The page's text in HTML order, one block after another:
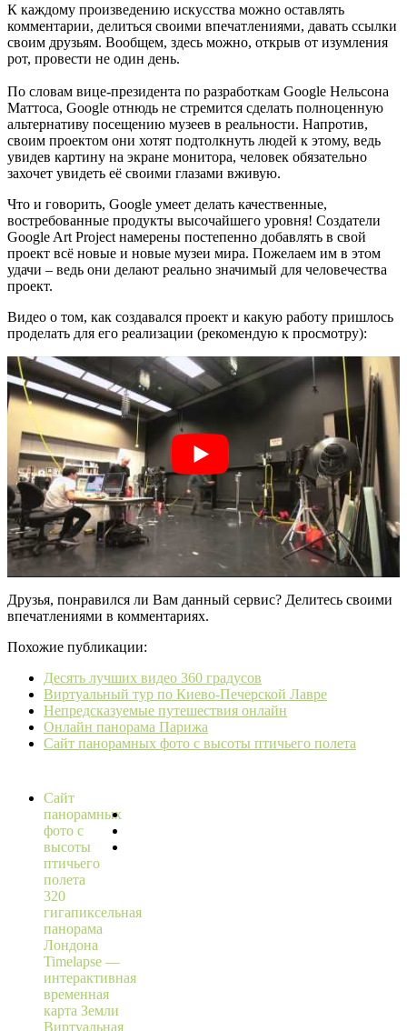
К каждому произведению искусства можно оставлять
комментарии, делиться своими впечатлениями, давать ссылки
своим друзьям. Вообщем, здесь можно, открыв от изумления
рот, провести не один день.
По словам вице-президента по разработкам Google Нельсона
Маттоса, Google отнюдь не стремится сделать полноценную
альтернативу посещению музеев в реальности. Напротив,
своим проектом они хотят подтолкнуть людей к этому, ведь
увидев картину на экране монитора, человек обязательно
захочет увидеть её своими глазами вживую.
Что и говорить, Google умеет делать качественные,
востребованные продукты высочайшего уровня! Создатели
Google Art Project намерены постепенно добавлять в свой
проект всё новые и новые музеи мира. Пожелаем им в этом
удачи – ведь они делают реально значимый для человечества
проект.
Видео о том, как создавался проект и какую работу пришлось
проделать для его реализации (рекомендую к просмотру):
Друзья, понравился ли Вам данный сервис? Делитесь своими
впечатлениями в комментариях.
Похожие публикации:
Десять лучших видео 360 градусов
Виртуальный тур по Киево-Печерской Лавре
Непредсказуемые путешествия онлайн
Онлайн панорама Парижа
Сайт панорамных фото с высоты птичьего полета
Сайт
панорамных
фото с
высоты
птичьего
полета
320
гигапиксельная
панорама
Лондона
Timelapse —
интерактивная
временная
карта Земли
Виртуальная